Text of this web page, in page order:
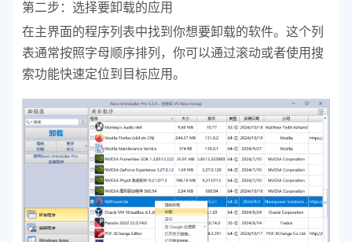
第二步：选择要卸载的应用
在主界面的程序列表中找到你想要卸载的软件。这个列
表通常按照字母顺序排列，你可以通过滚动或者使用搜
索功能快速定位到目标应用。